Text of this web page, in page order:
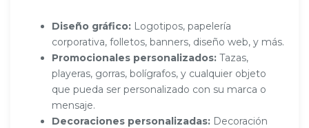
Diseño gráfico: Logotipos, papelería
corporativa, folletos, banners, diseño web, y más.
Promocionales personalizados: Tazas,
playeras, gorras, bolígrafos, y cualquier objeto
que pueda ser personalizado con su marca o
mensaje.
Decoraciones personalizadas: Decoración